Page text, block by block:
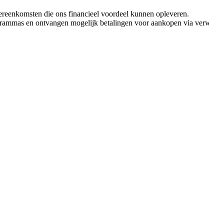
die ons financieel voordeel kunnen opleveren.
en ontvangen mogelijk betalingen voor aankopen via